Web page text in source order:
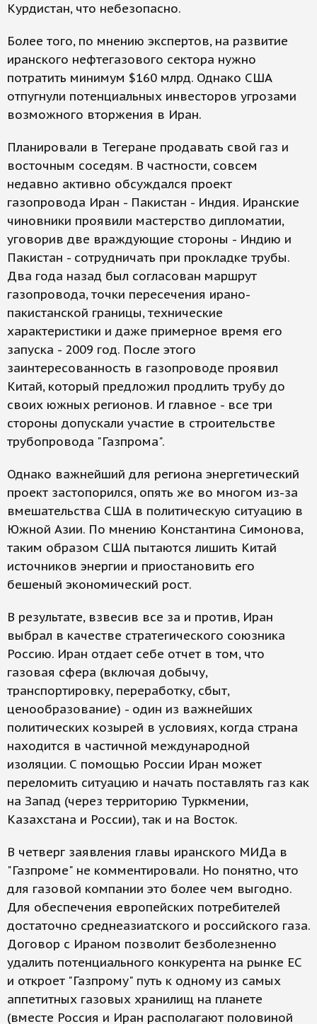
Курдистан, что небезопасно.
Более того, по мнению экспертов, на развитие
иранского нефтегазового сектора нужно
потратить минимум $160 млрд. Однако США
отпугнули потенциальных инвесторов угрозами
возможного вторжения в Иран.
Планировали в Тегеране продавать свой газ и
восточным соседям. В частности, совсем
недавно активно обсуждался проект
газопровода Иран - Пакистан - Индия. Иранские
чиновники проявили мастерство дипломатии,
уговорив две враждующие стороны - Индию и
Пакистан - сотрудничать при прокладке трубы.
Два года назад был согласован маршрут
газопровода, точки пересечения ирано-
пакистанской границы, технические
характеристики и даже примерное время его
запуска - 2009 год. После этого
заинтересованность в газопроводе проявил
Китай, который предложил продлить трубу до
своих южных регионов. И главное - все три
стороны допускали участие в строительстве
трубопровода "Газпрома".
Однако важнейший для региона энергетический
проект застопорился, опять же во многом из-за
вмешательства США в политическую ситуацию в
Южной Азии. По мнению Константина Симонова,
таким образом США пытаются лишить Китай
источников энергии и приостановить его
бешеный экономический рост.
В результате, взвесив все за и против, Иран
выбрал в качестве стратегического союзника
Россию. Иран отдает себе отчет в том, что
газовая сфера (включая добычу,
транспортировку, переработку, сбыт,
ценообразование) - один из важнейших
политических козырей в условиях, когда страна
находится в частичной международной
изоляции. С помощью России Иран может
переломить ситуацию и начать поставлять газ как
на Запад (через территорию Туркмении,
Казахстана и России), так и на Восток.
В четверг заявления главы иранского МИДа в
"Газпроме" не комментировали. Но понятно, что
для газовой компании это более чем выгодно.
Для обеспечения европейских потребителей
достаточно среднеазиатского и российского газа.
Договор с Ираном позволит безболезненно
удалить потенциального конкурента на рынке ЕС
и откроет "Газпрому" путь к одному из самых
аппетитных газовых хранилищ на планете
(вместе Россия и Иран располагают половиной